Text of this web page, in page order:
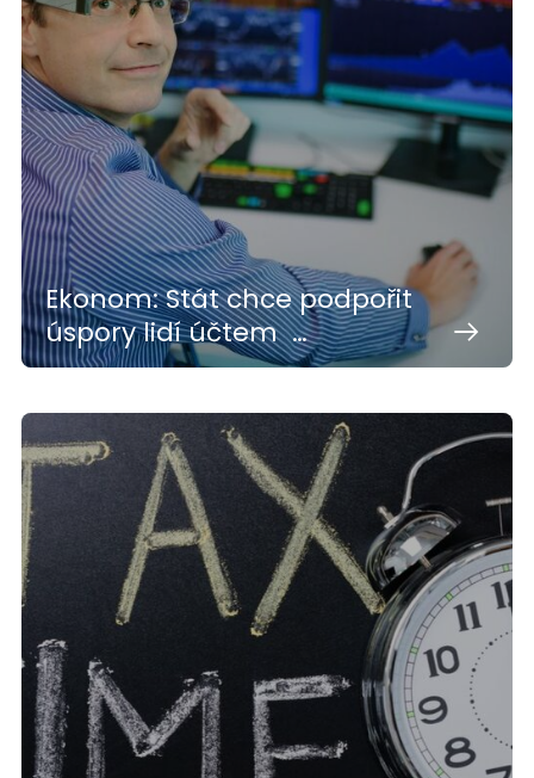
Ekonom: Stát chce podpořit
úspory lidí účtem …